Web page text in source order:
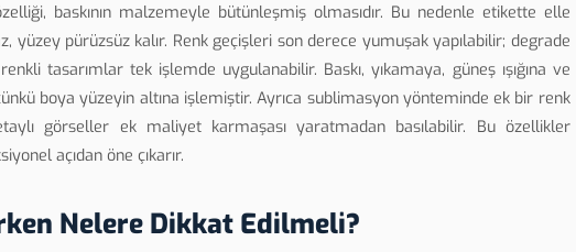
baskının malzemeyle bütünleşmiş olmasıdır. Bu nedenle etikette elle
yüzey pürüzsüz kalır. Renk geçişleri son derece yumuşak yapılabilir; degrade
tasarımlar tek işlemde uygulanabilir. Baskı, yıkamaya, güneş ışığına ve
boya yüzeyin altına işlemiştir. Ayrıca sublimasyon yönteminde ek bir renk
görseller ek maliyet karmaşası yaratmadan basılabilir. Bu özellikler
açıdan öne çıkarır.
Nelere Dikkat Edilmeli?